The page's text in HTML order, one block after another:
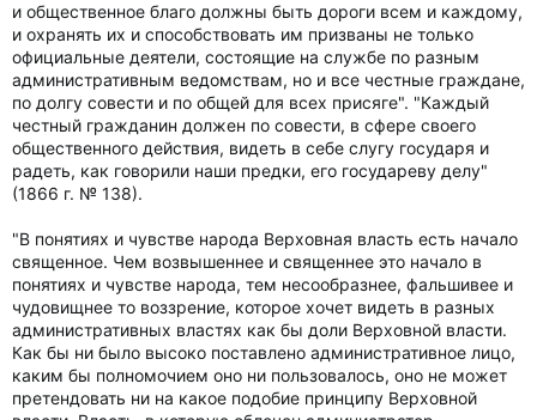
и общественное благо должны быть дороги всем и каждому,
и охранять их и способствовать им призваны не только
официальные деятели, состоящие на службе по разным
административным ведомствам, но и все честные граждане,
по долгу совести и по общей для всех присяге". "Каждый
честный гражданин должен по совести, в сфере своего
общественного действия, видеть в себе слугу государя и
радеть, как говорили наши предки, его государеву делу"
(1866 г. № 138).
"В понятиях и чувстве народа Верховная власть есть начало
священное. Чем возвышеннее и священнее это начало в
понятиях и чувстве народа, тем несообразнее, фальшивее и
чудовищнее то воззрение, которое хочет видеть в разных
административных властях как бы доли Верховной власти.
Как бы ни было высоко поставлено административное лицо,
каким бы полномочием оно ни пользовалось, оно не может
претендовать ни на какое подобие принципу Верховной